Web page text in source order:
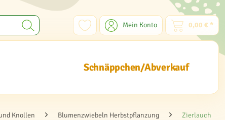
Mein Konto 0,00 € *
Schnäppchen/Abverkauf
Knollen Blumenzwiebeln Herbstpflanzung Zierlauch